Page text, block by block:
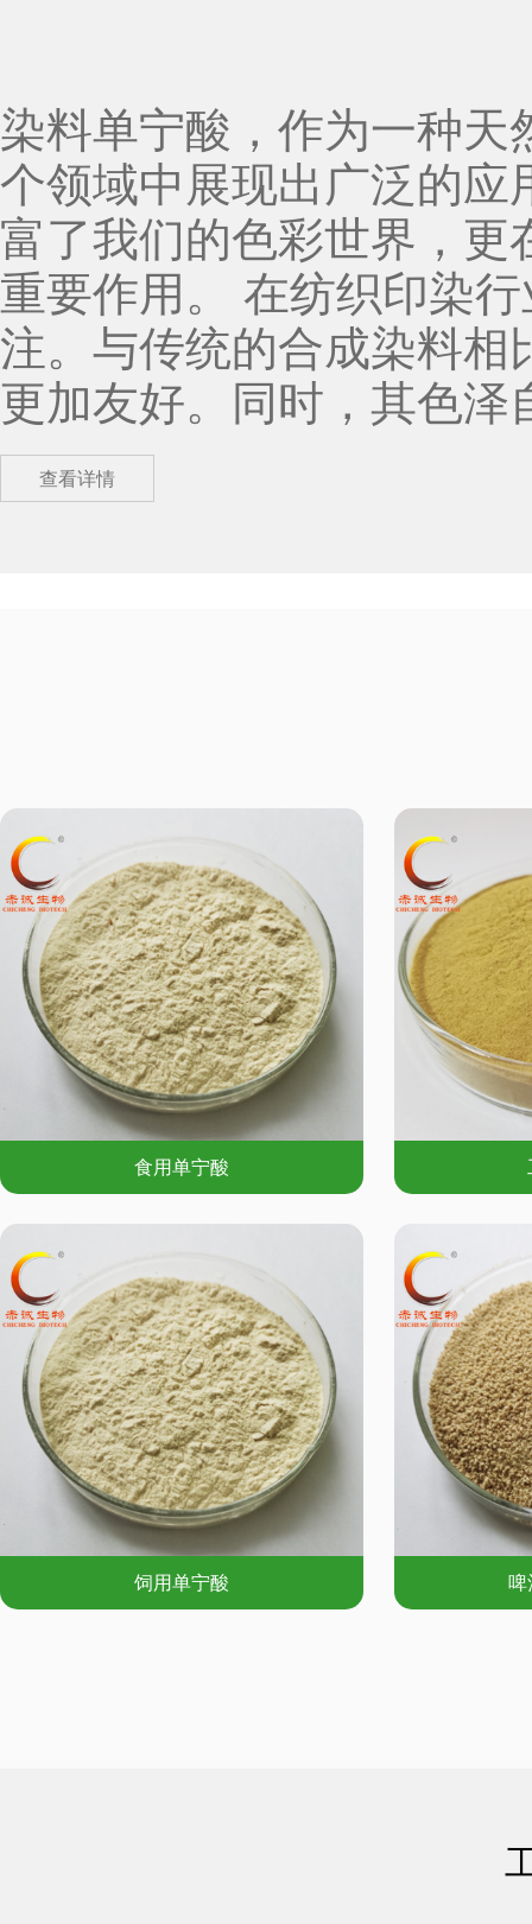
染料单宁酸，作为一种天
个领域中展现出广泛的应
富了我们的色彩世界，更
重要作用。 在纺织印染行业，染料单宁酸以其天然、环保的特性受到广泛关
注。与传统的合成染料相
更加友好。同时，其色
格。通过染色工艺，单宁
同消费者的审美需求。 除了纺织印染，染料单宁酸在食品工业中也有一定的
单宁酸在医药领域也有
作用，单宁酸可以用于
多种疾病。同时，单宁
贴等，用于皮肤疾病的治疗和护理。 综上所述，染
料，在纺织、食品、化
们对环保和健康的关注
料，其应用前景将更加广
挥其独特的优势和价值，
查看详情
食用单宁酸
饲用单宁酸 啤